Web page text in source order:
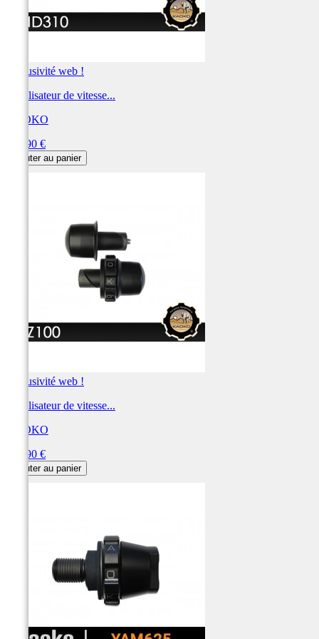
Exclusivité web !
Stabilisateur de vitesse...
KAOKO
122,90 €
Ajouter au panier
Exclusivité web !
Stabilisateur de vitesse...
KAOKO
122,90 €
Ajouter au panier